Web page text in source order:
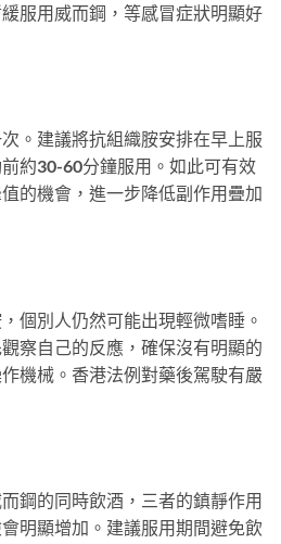
服用威而鋼，等感冒症狀明顯好
。建議將抗組織胺安排在早上服
約30-60分鐘服用。如此可有效
的機會，進一步降低副作用疊加
個別人仍然可能出現輕微嗜睡。
察自己的反應，確保沒有明顯的
機械。香港法例對藥後駕駛有嚴
鋼的同時飲酒，三者的鎮靜作用
明顯增加。建議服用期間避免飲